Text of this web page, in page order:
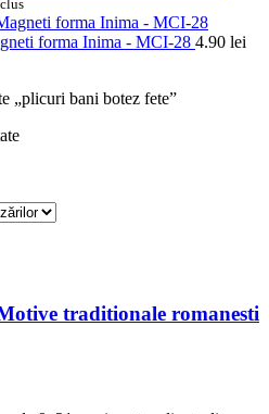
forma Inima - MCI-28 4.90 lei
„plicuri bani botez fete”
Sortat
traditionale romanesti